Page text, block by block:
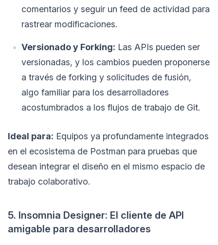
comentarios y seguir un feed de actividad para
rastrear modificaciones.
Versionado y Forking: Las APIs pueden ser
versionadas, y los cambios pueden proponerse
a través de forking y solicitudes de fusión,
algo familiar para los desarrolladores
acostumbrados a los flujos de trabajo de Git.
Ideal para: Equipos ya profundamente integrados
en el ecosistema de Postman para pruebas que
desean integrar el diseño en el mismo espacio de
trabajo colaborativo.
5. Insomnia Designer: El cliente de API
amigable para desarrolladores